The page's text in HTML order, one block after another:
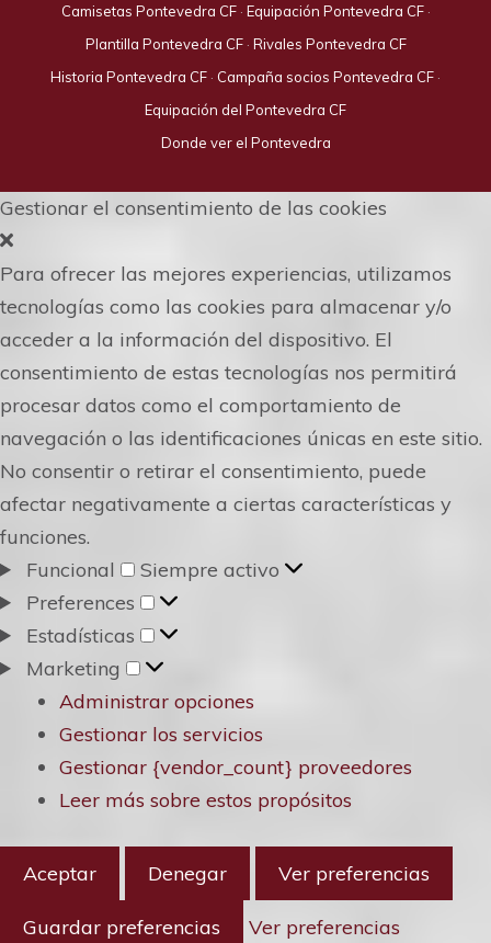
Camisetas Pontevedra CF· Equipación Pontevedra CF·
Plantilla Pontevedra CF· Rivales Pontevedra CF
Historia Pontevedra CF · Campaña socios Pontevedra CF ·
Equipación del Pontevedra CF
Donde ver el Pontevedra
Gestionar el consentimiento de las cookies
Para ofrecer las mejores experiencias, utilizamos
tecnologías como las cookies para almacenar y/o
acceder a la información del dispositivo. El
consentimiento de estas tecnologías nos permitirá
procesar datos como el comportamiento de
navegación o las identificaciones únicas en este sitio.
No consentir o retirar el consentimiento, puede
afectar negativamente a ciertas características y
funciones.
Funcional
Funcional
Siempre activo
Preferences
Preferences
Estadísticas
Estadísticas
Marketing
Marketing
Administrar opciones
Gestionar los servicios
Gestionar {vendor_count} proveedores
Leer más sobre estos propósitos
Aceptar Denegar Ver preferencias
Guardar preferencias Ver preferencias